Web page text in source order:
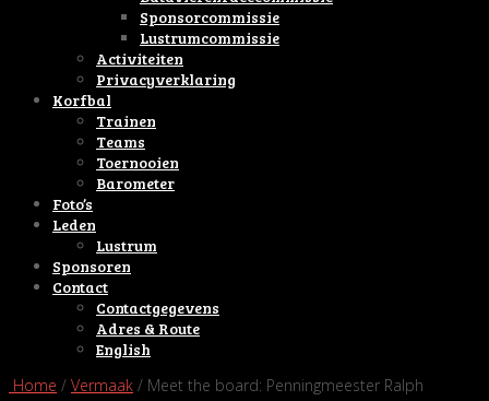
Sponsorcommissie
Lustrumcommissie
Activiteiten
Privacyverklaring
Korfbal
Trainen
Teams
Toernooien
Barometer
Foto’s
Leden
Lustrum
Sponsoren
Contact
Contactgegevens
Adres & Route
English
Home / Vermaak / Meet the board: Penningmeester Ralph